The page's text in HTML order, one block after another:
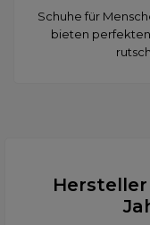
Schuhe für
bieten perfekten